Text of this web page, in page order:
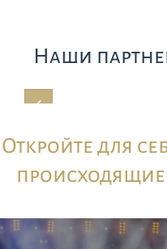
Наши
Откройте для
происходящие